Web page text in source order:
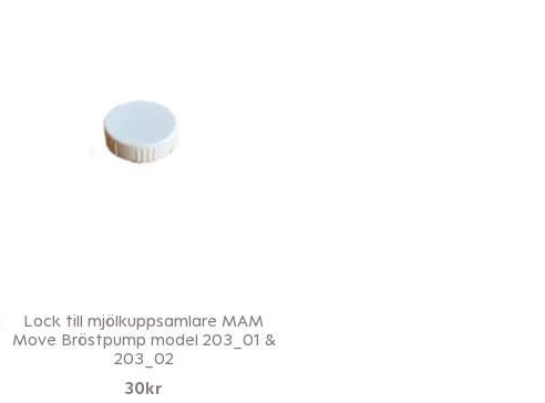
Lock till mjölkuppsamlare MAM
Move Bröstpump model 203_01 &
203_02
30kr